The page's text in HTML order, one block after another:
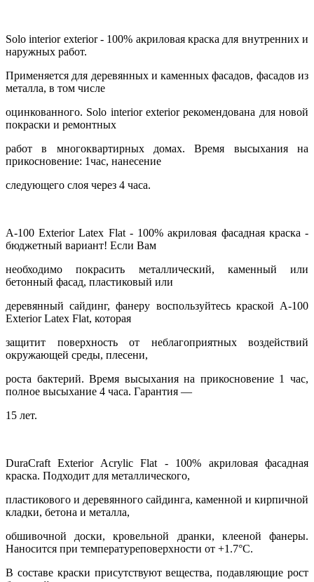
Solo interior exterior - 100% акриловая краска для внутренних и
наружных работ.
Применяется для деревянных и каменных фасадов, фасадов из
металла, в том числе
оцинкованного. Solo interior exterior рекомендована для новой
покраски и ремонтных
работ в многоквартирных домах. Время высыхания на
прикосновение: 1час, нанесение
следующего слоя через 4 часа.
A-100 Exterior Latex Flat - 100% акриловая фасадная краска -
бюджетный вариант! Если Вам
необходимо покрасить металлический, каменный или
бетонный фасад, пластиковый или
деревянный сайдинг, фанеру воспользуйтесь краской A-100
Exterior Latex Flat, которая
защитит поверхность от неблагоприятных воздействий
окружающей среды, плесени,
роста бактерий. Время высыхания на прикосновение 1 час,
полное высыхание 4 часа. Гарантия —
15 лет.
DuraCraft Exterior Acrylic Flat - 100% акриловая фасадная
краска. Подходит для металлического,
пластикового и деревянного сайдинга, каменной и кирпичной
кладки, бетона и металла,
обшивочной доски, кровельной дранки, клееной фанеры.
Наносится при температуреповерхности от +1.7°С.
В составе краски присутствуют вещества, подавляющие рост